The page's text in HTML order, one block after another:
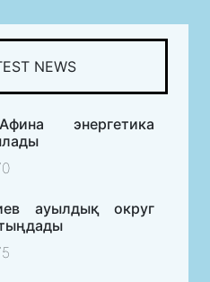
NEWS
энергетика
ауылдық округ
тыңдады